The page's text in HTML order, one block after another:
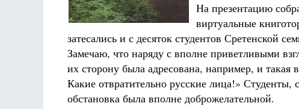
На презентацию
виртуальные
затесались и с десяток студентов Сретенской
Замечаю, что наряду с вполне приветливыми
их сторону была адресована, например, и
Какие отвратительно русские лица!»
обстановка была вполне доброжелательной.